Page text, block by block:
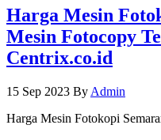
Harga Mesin
Mesin Fotocopy
Centrix.co.id
15 Sep 2023 By Admin
Harga Mesin Fotokopi